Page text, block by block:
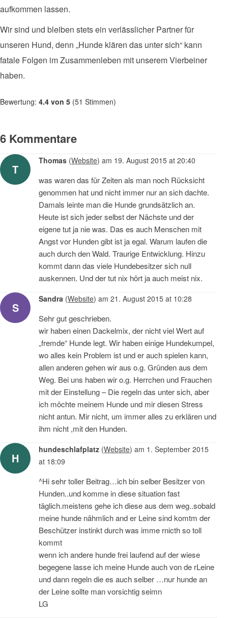
aufkommen lassen.
Wir sind und bleiben stets ein verlässlicher Partner für
unseren Hund, denn „Hunde klären das unter sich“ kann
fatale Folgen im Zusammenleben mit unserem Vierbeiner
haben.
Bewertung: 4.4 von 5 (51 Stimmen)
6 Kommentare
T
Thomas (Website) am 19. August 2015 at 20:40
was waren das für Zeiten als man noch Rücksicht
genommen hat und nicht immer nur an sich dachte.
Damals leinte man die Hunde grundsätzlich an.
Heute ist sich jeder selbst der Nächste und der
eigene tut ja nie was. Das es auch Menschen mit
Angst vor Hunden gibt ist ja egal. Warum laufen die
auch durch den Wald. Traurige Entwicklung. Hinzu
kommt dann das viele Hundebesitzer sich null
auskennen. Und der tut nix hört ja auch meist nix.
S
Sandra (Website) am 21. August 2015 at 10:28
Sehr gut geschrieben.
wir haben einen Dackelmix, der nicht viel Wert auf
„fremde“ Hunde legt. Wir haben einige Hundekumpel,
wo alles kein Problem ist und er auch spielen kann,
allen anderen gehen wir aus o.g. Gründen aus dem
Weg. Bei uns haben wir o.g. Herrchen und Frauchen
mit der Einstellung – Die regeln das unter sich, aber
ich möchte meinem Hunde und mir diesen Stress
nicht antun. Mir nicht, um immer alles zu erklären und
ihm nicht ,mit den Hunden.
H
hundeschlafplatz (Website) am 1. September 2015
at 18:09
^Hi sehr toller Beitrag…ich bin selber Besitzer von
Hunden..und komme in diese situation fast
täglich.meistens gehe ich diese aus dem weg..sobald
meine hunde nähmlich and er Leine sind komtm der
Beschützer instinkt durch was imme rnicth so toll
kommt
wenn ich andere hunde frei laufend auf der wiese
begegene lasse ich meine Hunde auch von de rLeine
und dann regeln die es auch selber …nur hunde an
der Leine sollte man vorsichtig seimn
LG